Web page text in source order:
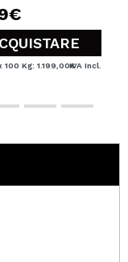
100 Kg: 1.199,00€IVA Incl.